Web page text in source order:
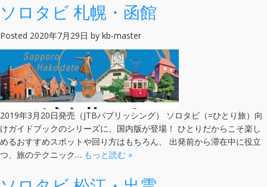
ソロタビ 札幌・函館
Posted 2020年7月29日 by kb-master
2019年3月20日発売（JTBパブリッシング） ソロタビ（=ひとり旅）向
けガイドブックのシリーズに、国内版が登場！ ひとりだからこそ楽し
めるおすすめスポットや回り方はもちろん、 出発前から滞在中に役立
つ、旅のテクニック… もっと読む »